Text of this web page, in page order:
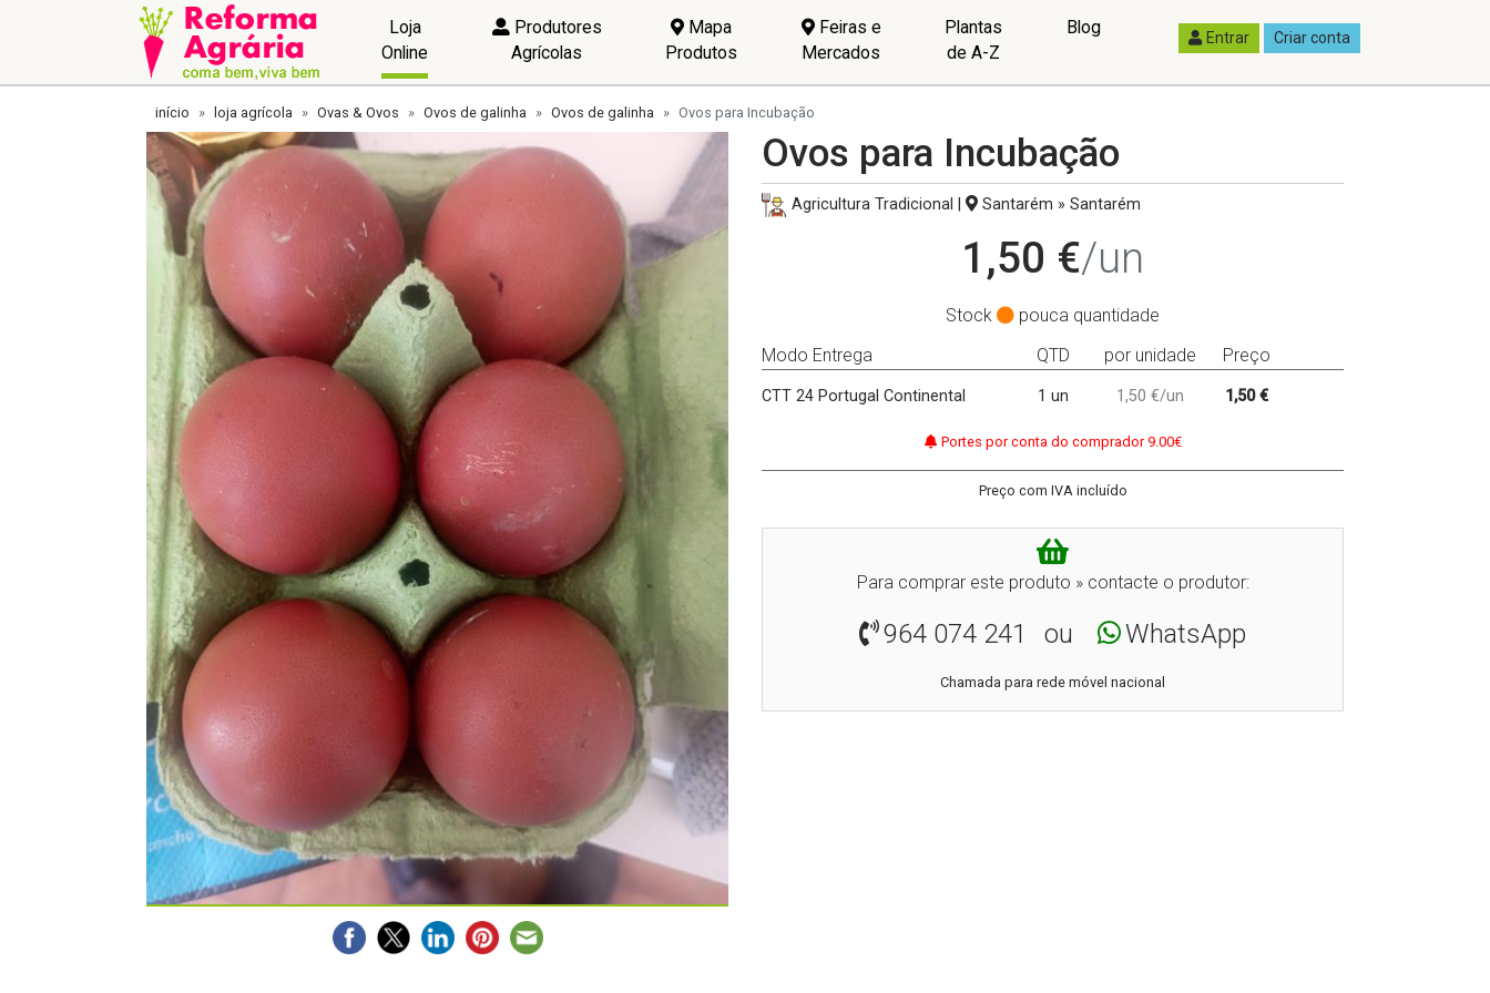
Loja
Online
Produtores
Agrícolas
Mapa
Produtos
Feiras e
Mercados
Plantas
de A-Z
Blog Entrar Criar conta
início loja agrícola Ovas & Ovos Ovos de galinha Ovos de galinha Ovos para Incubação
Ovos para Incubação
Agricultura Tradicional | Santarém » Santarém
1,50 €/un
Stock
pouca quantidade
Modo Entrega
QTD por unidade Preço
CTT 24 Portugal Continental 1 un 1,50 €/un 1,50 €
Portes por conta do comprador 9.00€
Preço com IVA incluído
Para comprar este produto » contacte o produtor:
964 074 241 ou WhatsApp
Chamada para rede móvel nacional